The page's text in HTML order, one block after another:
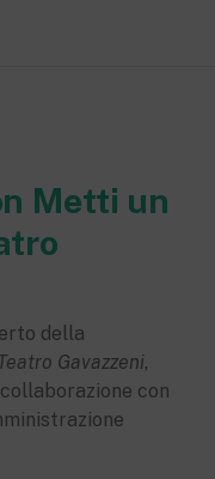
Metti un
della
Gavazzeni,
con